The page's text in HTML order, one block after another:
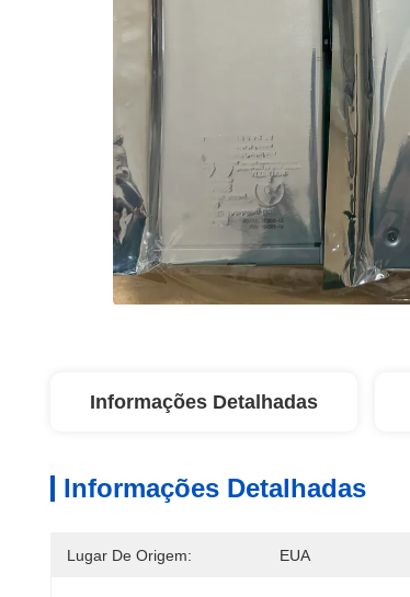
Informações Detalhadas
Informações Detalhadas
Lugar De Origem: EUA